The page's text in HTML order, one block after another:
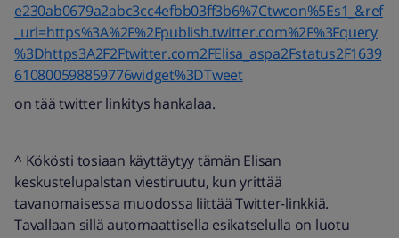
e230ab0679a2abc3cc4efbb03ff3b6%7Ctwcon%5Es1_&ref
_url=https%3A%2F%2Fpublish.twitter.com%2F%3Fquery
%3Dhttps3A2F2Ftwitter.com2FElisa_aspa2Fstatus2F1639
610800598859776widget%3DTweet
on tää twitter linkitys hankalaa.
^ Kökösti tosiaan käyttäytyy tämän Elisan
keskustelupalstan viestiruutu, kun yrittää
tavanomaisessa muodossa liittää Twitter-linkkiä.
Tavallaan sillä automaattisella esikatselulla on luotu